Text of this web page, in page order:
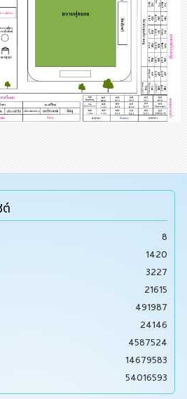
ต์
8
1420
3227
21615
491987
24146
4587524
14679583
54016593